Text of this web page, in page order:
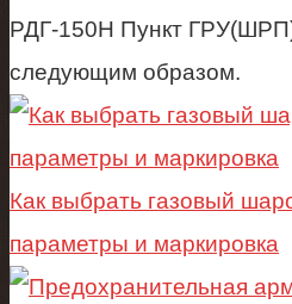
РДГ-150Н Пункт
следующим образом.
Как выбрать газовый
параметры и маркировка